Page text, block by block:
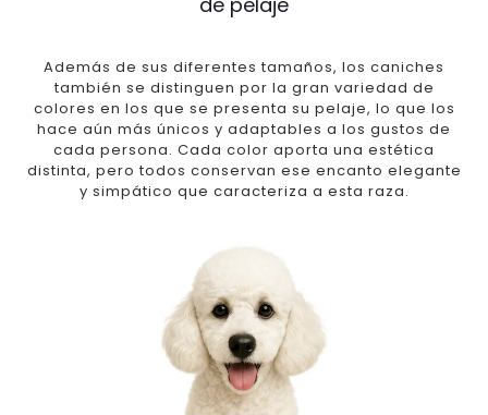
Además de sus diferentes tamaños, los caniches
también se distinguen por la gran variedad de
colores en los que se presenta su pelaje, lo que los
hace aún más únicos y adaptables a los gustos de
cada persona. Cada color aporta una estética
distinta, pero todos conservan ese encanto elegante
y simpático que caracteriza a esta raza.